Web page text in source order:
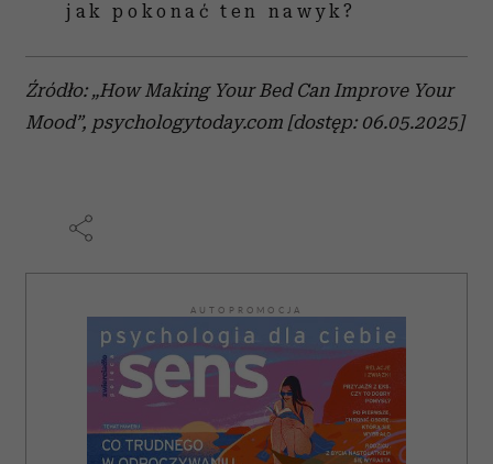
jak pokonać ten nawyk?
Źródło: „How Making Your Bed Can Improve Your
Mood”, psychologytoday.com [dostęp: 06.05.2025]
AUTOPROMOCJA